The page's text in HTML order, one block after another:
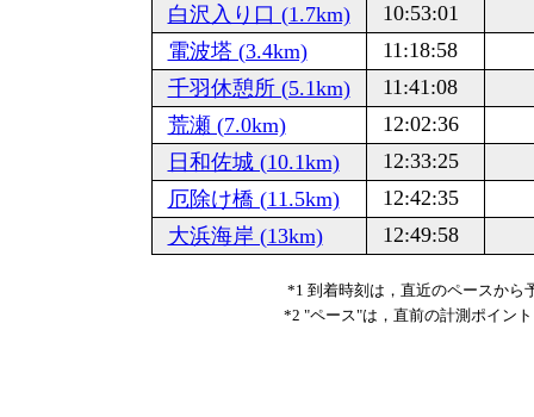
白沢入り口 (1.7km)
10:53:01
電波塔 (3.4km)
11:18:58
千羽休憩所 (5.1km)
11:41:08
荒瀬 (7.0km)
12:02:36
日和佐城 (10.1km)
12:33:25
厄除け橋 (11.5km)
12:42:35
大浜海岸 (13km)
12:49:58
*1 到着時刻は，直近のペースから
*2 "ペース"は，直前の計測ポイン